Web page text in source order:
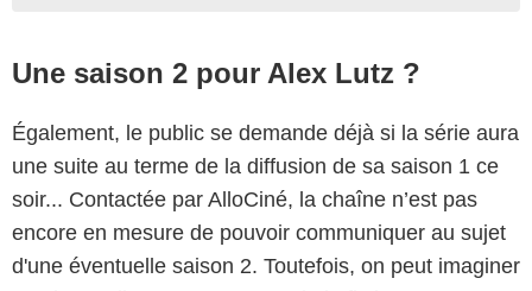
Une saison 2 pour Alex Lutz ?
Également, le public se demande déjà si la série aura
une suite au terme de la diffusion de sa saison 1 ce
soir... Contactée par AlloCiné, la chaîne n’est pas
encore en mesure de pouvoir communiquer au sujet
d'une éventuelle saison 2. Toutefois, on peut imaginer